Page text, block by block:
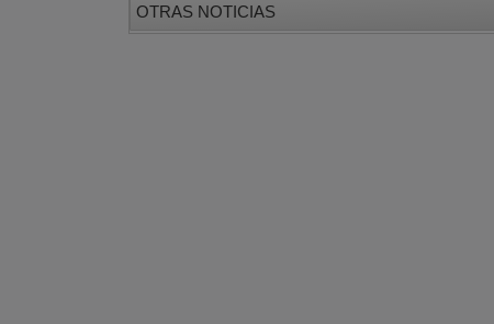
OTRAS NOTICIAS